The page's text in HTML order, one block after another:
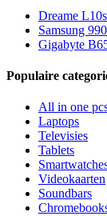
Dreame
Samsung
Gigabyte
Populaire
All in one
Laptops
Televisies
Tablets
Videokaarten
Soundbars